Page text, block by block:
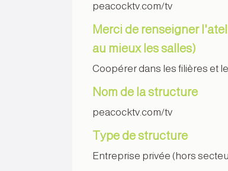
peacocktv.com/tv
Merci de renseigner
au mieux les salles)
Coopérer dans les filières et
Nom de la structure
peacocktv.com/tv
Type de structure
Entreprise privée (hors